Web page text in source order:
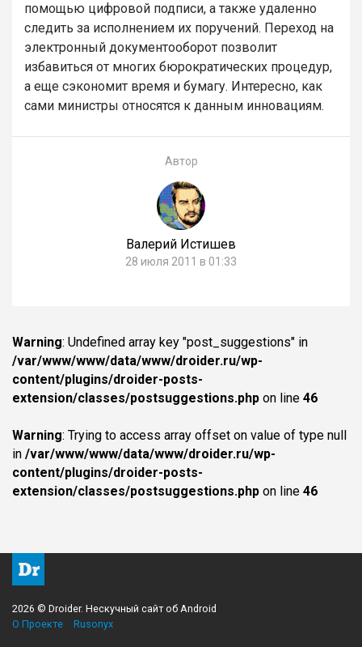
помощью цифровой подписи, а также удаленно
следить за исполнением их поручений. Переход на
электронный документооборот позволит
избавиться от многих бюрократических процедур,
а еще сэкономит время и бумагу. Интересно, как
сами министры относятся к данным инновациям.
Автор
Валерий Истишев
28 июля 2011 в 01:33
Warning: Undefined array key "post_suggestions" in
/var/www/www/data/www/droider.ru/wp-
content/plugins/droider-posts-
extension/classes/postsuggestions.php on line 46
Warning: Trying to access array offset on value of type null
in /var/www/www/data/www/droider.ru/wp-
content/plugins/droider-posts-
extension/classes/postsuggestions.php on line 46
2026 © Droider. Нескучный сайт об Android
О Проекте
Rusonyx